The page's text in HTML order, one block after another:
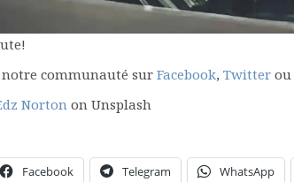
notre communauté sur Facebook, Twitter ou
Norton on Unsplash
Facebook Telegram WhatsApp